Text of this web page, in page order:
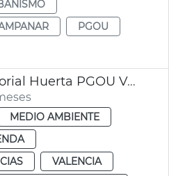
PGOU
Plan Acción Territorial Huerta PGOU València
MEDIO AMBIENTE
VALENCIA